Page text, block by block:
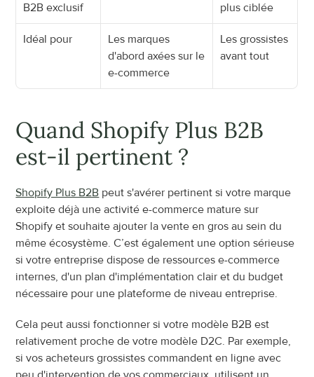
B2B exclusif
plus ciblée
Idéal pour
Les marques
d'abord axées sur le
e-commerce
Les grossistes
avant tout
Quand Shopify Plus B2B
est-il pertinent ?
Shopify Plus B2B peut s'avérer pertinent si votre marque
exploite déjà une activité e-commerce mature sur
Shopify et souhaite ajouter la vente en gros au sein du
même écosystème. C’est également une option sérieuse
si votre entreprise dispose de ressources e-commerce
internes, d'un plan d'implémentation clair et du budget
nécessaire pour une plateforme de niveau entreprise.
Cela peut aussi fonctionner si votre modèle B2B est
relativement proche de votre modèle D2C. Par exemple,
si vos acheteurs grossistes commandent en ligne avec